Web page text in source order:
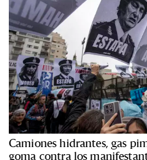
Camiones hidrantes, gas
goma contra los